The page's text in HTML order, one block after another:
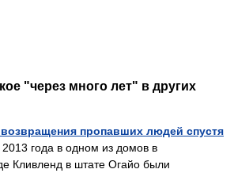
"через много лет" в других
пропавших людей спустя
года в одном из домов в
Кливленд в штате Огайо были